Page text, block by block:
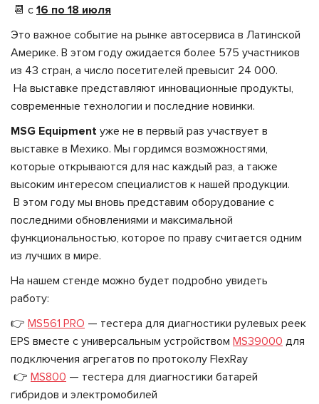
📆 с 16 по 18 июля
Это важное событие на рынке автосервиса в Латинской
Америке. В этом году ожидается более 575 участников
из 43 стран, а число посетителей превысит 24 000.
На выставке представляют инновационные продукты,
современные технологии и последние новинки.
MSG Equipment уже не в первый раз участвует в
выставке в Мехико. Мы гордимся возможностями,
которые открываются для нас каждый раз, а также
высоким интересом специалистов к нашей продукции.
В этом году мы вновь представим оборудование с
последними обновлениями и максимальной
функциональностью, которое по праву считается одним
из лучших в мире.
На нашем стенде можно будет подробно увидеть
работу:
👉 MS561 PRO — тестера для диагностики рулевых реек
EPS вместе с универсальным устройством MS39000 для
подключения агрегатов по протоколу FlexRay
👉 MS800 — тестера для диагностики батарей
гибридов и электромобилей